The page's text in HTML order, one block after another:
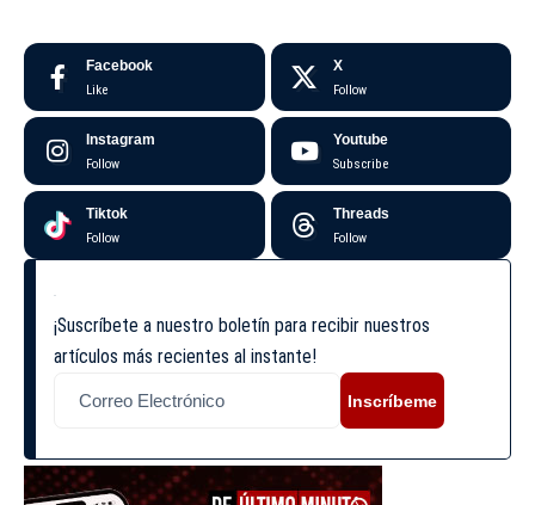
Facebook
Like
X
Follow
Instagram
Follow
Youtube
Subscribe
Tiktok
Follow
Threads
Follow
¡Suscríbete a nuestro boletín para recibir nuestros
artículos más recientes al instante!
Inscríbeme